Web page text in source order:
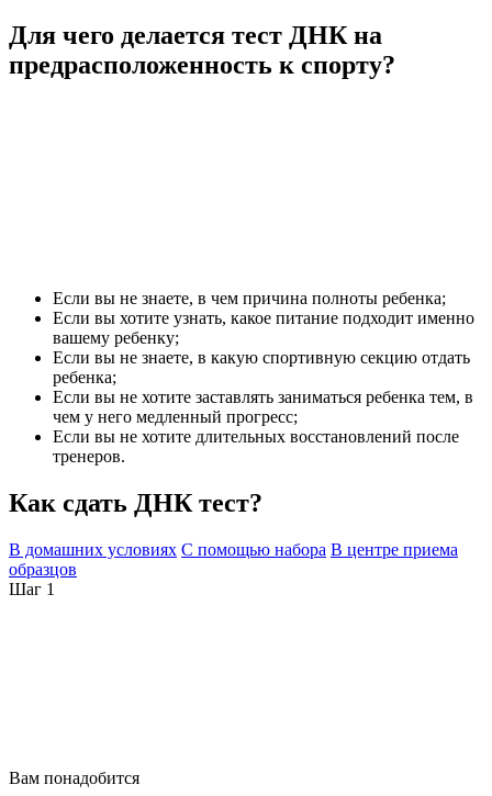
Для чего делается тест ДНК на
предрасположенность к спорту?
Если вы не знаете, в чем причина полноты ребенка;
Если вы хотите узнать, какое питание подходит именно
вашему ребенку;
Если вы не знаете, в какую спортивную секцию отдать
ребенка;
Если вы не хотите заставлять заниматься ребенка тем, в
чем у него медленный прогресс;
Если вы не хотите длительных восстановлений после
тренеров.
Как сдать ДНК тест?
В домашних условиях С помощью набора В центре приема
образцов
Шаг 1
Вам понадобится